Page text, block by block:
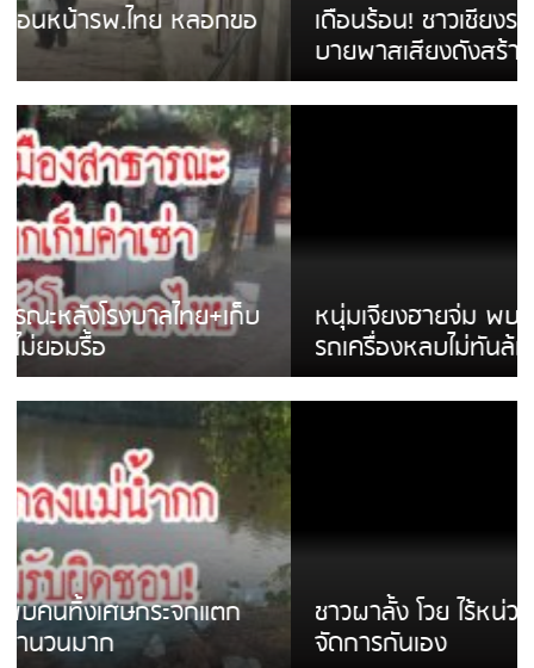
เดือนร้อน! ชาวเชียงรายบ่นรถ Isuzu สีขาวซิ่ง
บายพาสเสียงดังสร้างความรำคาญ
หนุ่มเจียงฮายจ่ม พบถังน้ำดื่มตกกลางถนน
รถเครื่องหลบไม่ทันล้มบาดเจ็บ
ชาวผาลั้ง โวย ไร้หน่วยงานดูแล ดินสไลด์ ต้อง
จัดการกันเอง